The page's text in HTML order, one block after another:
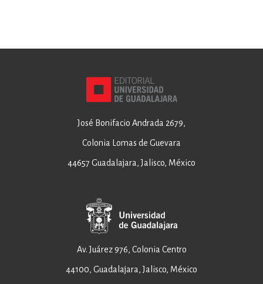
José Bonifacio Andrada 2679,
Colonia Lomas de Guevara
44657 Guadalajara, Jalisco, México
Av. Juárez 976, Colonia Centro
44100, Guadalajara, Jalisco, México